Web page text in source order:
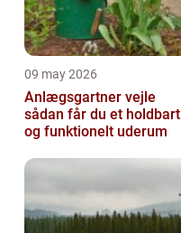
09 may 2026
Anlægsgartner vejle
sådan får du et holdbart
og funktionelt uderum